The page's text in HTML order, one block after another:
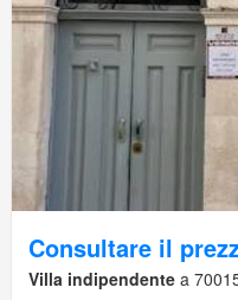
Consultare il
Villa indipendente a